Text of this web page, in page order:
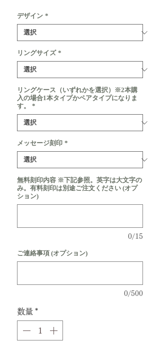
デザイン *
リングサイズ *
リングケース（いずれかを選択）※2本購
入の場合1本タイプかペアタイプになりま
す。
*
メッセージ刻印 *
無料刻印内容 ※下記参照。英字は大文字の
み。有料刻印は別途ご注文ください (オプ
ション)
0/15
ご連絡事項 (オプション)
0/500
数量 *